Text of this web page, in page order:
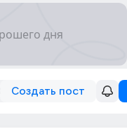
Создать пост